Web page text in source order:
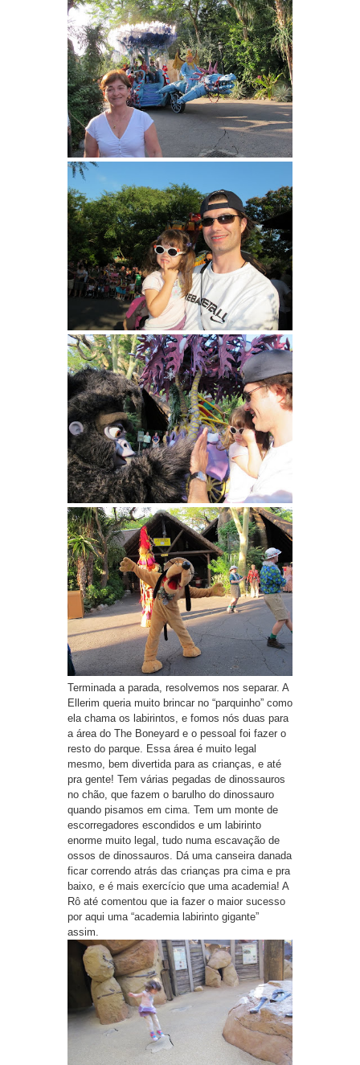
Terminada a parada, resolvemos nos separar. A
Ellerim queria muito brincar no “parquinho” como
ela chama os labirintos, e fomos nós duas para
a área do The Boneyard e o pessoal foi fazer o
resto do parque. Essa área é muito legal
mesmo, bem divertida para as crianças, e até
pra gente! Tem várias pegadas de dinossauros
no chão, que fazem o barulho do dinossauro
quando pisamos em cima. Tem um monte de
escorregadores escondidos e um labirinto
enorme muito legal, tudo numa escavação de
ossos de dinossauros. Dá uma canseira danada
ficar correndo atrás das crianças pra cima e pra
baixo, e é mais exercício que uma academia! A
Rô até comentou que ia fazer o maior sucesso
por aqui uma “academia labirinto gigante”
assim.